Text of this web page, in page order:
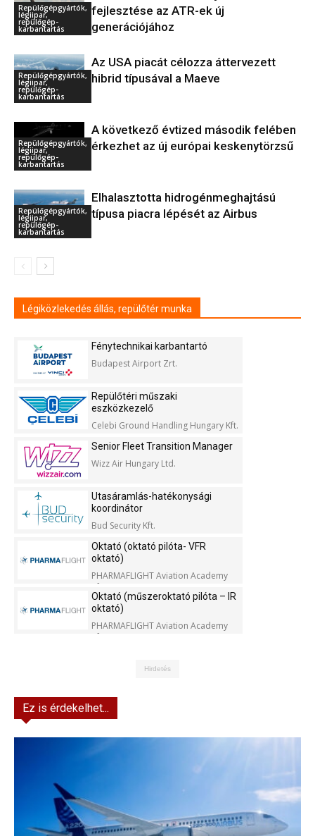
Repülőgépgyártók,
légiipar,
repülőgép-
karbantartás
fejlesztése az ATR-ek új
generációjához
Repülőgépgyártók,
légiipar,
repülőgép-
karbantartás
Az USA piacát célozza áttervezett
hibrid típusával a Maeve
Repülőgépgyártók,
légiipar,
repülőgép-
karbantartás
A következő évtized második felében
érkezhet az új európai keskenytörzsű
Repülőgépgyártók,
légiipar,
repülőgép-
karbantartás
Elhalasztotta hidrogénmeghajtású
típusa piacra lépését az Airbus
Légiközlekedés állás, repülőtér munka
Fénytechnikai karbantartó
Budapest Airport Zrt.
Repülőtéri műszaki
eszközkezelő
Celebi Ground Handling Hungary Kft.
Senior Fleet Transition Manager
Wizz Air Hungary Ltd.
Utasáramlás-hatékonysági
koordinátor
Bud Security Kft.
Oktató (oktató pilóta- VFR
oktató)
PHARMAFLIGHT Aviation Academy
Kft.
Oktató (műszeroktató pilóta – IR
oktató)
PHARMAFLIGHT Aviation Academy
Kft.
Hirdetés
Ez is érdekelhet...